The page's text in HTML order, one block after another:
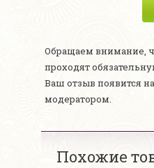
Обращаем внимание,
проходят
Ваш отзыв появится
модератором.
Похожие